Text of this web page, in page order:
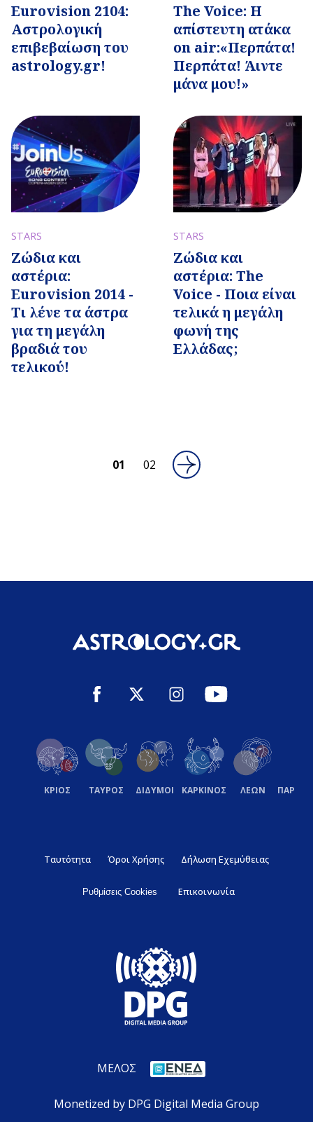
Eurovision 2104:
Αστρολογική
επιβεβαίωση του
astrology.gr!
The Voice: Η
απίστευτη ατάκα
on air:«Περπάτα!
Περπάτα! Άιντε
μάνα μου!»
STARS
Ζώδια και
αστέρια:
Eurovision 2014 -
Τι λένε τα άστρα
για τη μεγάλη
βραδιά του
τελικού!
STARS
Ζώδια και
αστέρια: The
Voice - Ποια είναι
τελικά η μεγάλη
φωνή της
Ελλάδας;
01 02
ΚΡΙΟΣ ΤΑΥΡΟΣ ΔΙΔΥΜΟΙ ΚΑΡΚΙΝΟΣ ΛΕΩΝ
Ταυτότητα Όροι Χρήσης Δήλωση Εχεμύθειας
Ρυθμίσεις Cookies Επικοινωνία
ΜΕΛΟΣ
Monetized by DPG Digital Media Group